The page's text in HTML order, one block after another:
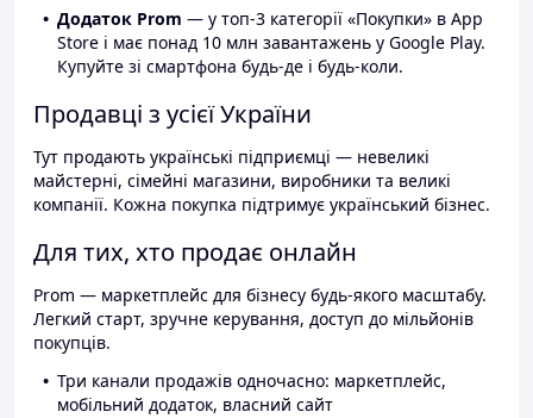
Додаток Prom — у топ-3 категорії «Покупки» в App
Store і має понад 10 млн завантажень у Google Play.
Купуйте зі смартфона будь-де і будь-коли.
Продавці з усієї України
Тут продають українські підприємці — невеликі
майстерні, сімейні магазини, виробники та великі
компанії. Кожна покупка підтримує український бізнес.
Для тих, хто продає онлайн
Prom — маркетплейс для бізнесу будь-якого масштабу.
Легкий старт, зручне керування, доступ до мільйонів
покупців.
Три канали продажів одночасно: маркетплейс,
мобільний додаток, власний сайт